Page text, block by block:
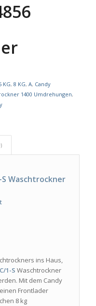
KG, 8 KG, A, Candy
1400 Umdrehungen,
S Waschtrockner
ins Haus,
1-S Waschtrockner
Mit dem Candy
Frontlader
8 kg